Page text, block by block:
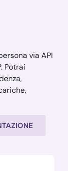
via API
Potrai